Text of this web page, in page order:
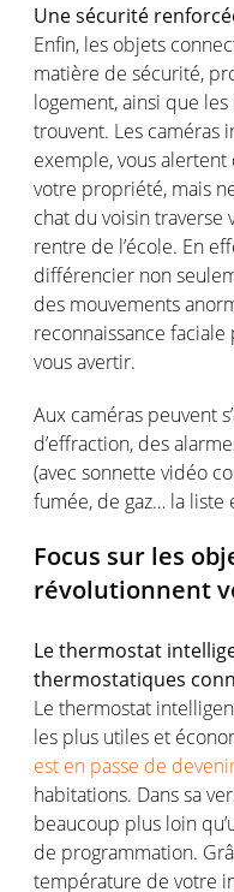
Unesécurité
Enfin, les objets
matière de sécurité,
logement,ainsi que les
trouvent. Les caméras
exemple,vousalertent
votre propriété, mais
chat du voisintraverse
rentre de l’école. En
différencier non
des mouvements
reconnaissance faciale
vousavertir.
Aux caméras peuvent
d’effraction, des
(avec sonnette vidéo
fumée, de gaz… la liste
Focus sur les
révolutionnent
Le thermostat
thermostatiques
Le thermostat
les plus utiles et
est en passe de
habitations. Danssa
beaucoup plus loin
de programmation.
température de votre